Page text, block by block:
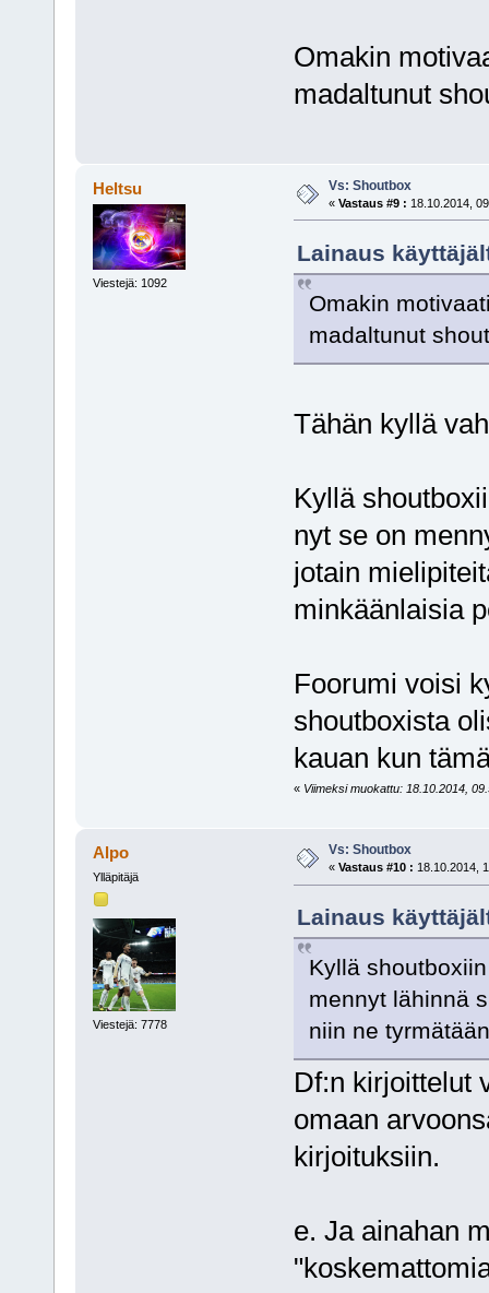
Omakin
madaltunut
Heltsu
Viestejä: 1092
Vs: Shoutbox
« Vastaus #9 : 18.10.2014,
Lainaus
Omakin
madaltunut
Tähän kyllä
Kyllä
nyt se on
jotain
minkäänlaisia
Foorumi voisi
shoutboxista
kauan kun
« Viimeksi muokattu: 18.10.2014,
Alpo
Ylläpitäjä
Viestejä: 7778
Vs: Shoutbox
« Vastaus #10 : 18.10.2014,
Lainaus
Kyllä
mennyt lähinnä
niin ne
Df:n kirjoittelut
omaan
kirjoituksiin.
e. Ja ainahan